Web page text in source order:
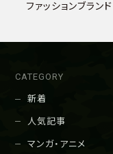
ファッションブランド
CATEGORY
新着
人気記事
マンガ・アニメ